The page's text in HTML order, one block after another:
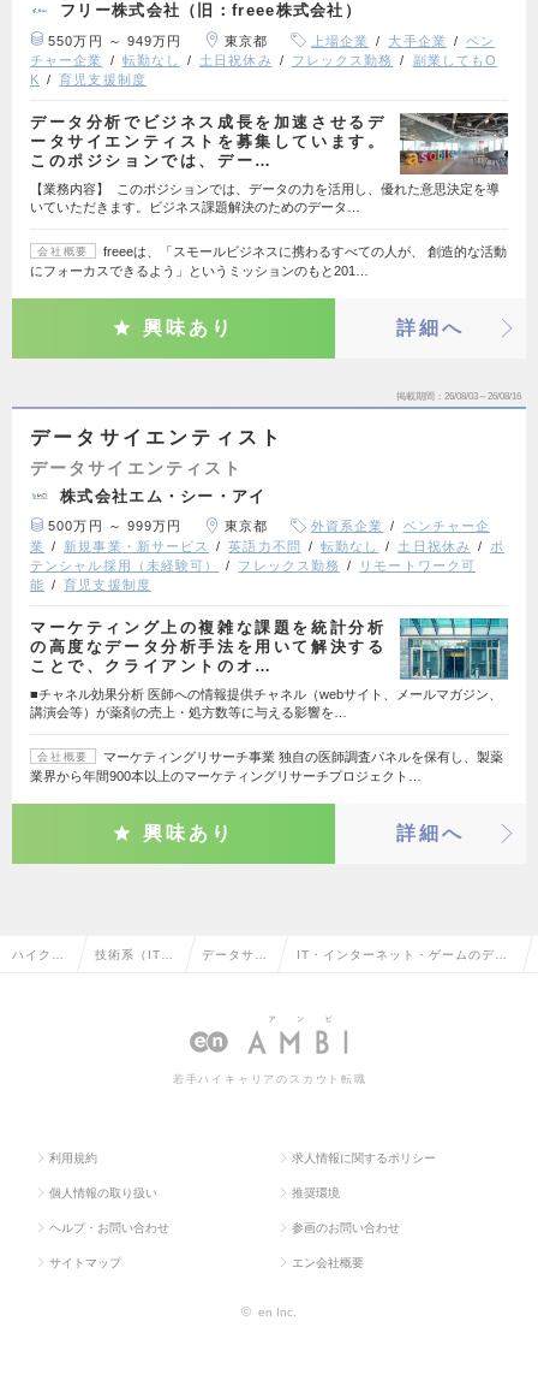
フリー株式会社（旧：freee株式会社）
550万円 ～ 949万円 東京都 上場企業 大手企業
ベン
チャー企業
転勤なし 土日祝休み フレックス勤務
副業してもO
K
育児支援制度
データ分析でビジネス成長を加速させるデ
ータサイエンティストを募集しています。
このポジションでは、デー…
【業務内容】 このポジションでは、データの力を活用し、優れた意思決定を導
いていただきます。ビジネス課題解決のためのデータ…
会社概要
freeeは、「スモールビジネスに携わるすべての人が、 創造的な活動
にフォーカスできるよう」というミッションのもと201…
興味あり 詳細へ
掲載期間 26/08/03～26/08/16
データサイエンティスト
データサイエンティスト
株式会社エム・シー・アイ
500万円 ～ 999万円 東京都 外資系企業
ベンチャー企
業
新規事業・新サービス 英語力不問 転勤なし 土日祝休み
ポ
テンシャル採用（未経験可）
フレックス勤務
リモートワーク可
能
育児支援制度
マーケティング上の複雑な課題を統計分析
の高度なデータ分析手法を用いて解決する
ことで、クライアントのオ…
■チャネル効果分析 医師への情報提供チャネル（webサイト、メールマガジン、
講演会等）が薬剤の売上・処方数等に与える影響を…
会社概要
マーケティングリサーチ事業 独自の医師調査パネルを保有し、製薬
業界から年間900本以上のマーケティングリサーチプロジェクト…
興味あり 詳細へ
ハイクラ 技術系（IT・ データサイ
ト
IT・インターネット・ゲームのデー
報一覧
若手ハイキャリアのスカウト転職
利用規約 求人情報に関するポリシー
個人情報の取り扱い 推奨環境
ヘルプ・お問い合わせ 参画のお問い合わせ
サイトマップ エン会社概要
© en Inc.